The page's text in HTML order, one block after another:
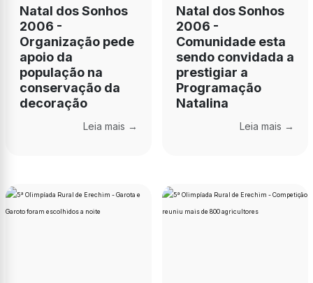
Natal dos Sonhos
2006 -
Organização pede
apoio da
população na
conservação da
decoração
Leia mais →
Natal dos Sonhos
2006 -
Comunidade esta
sendo convidada a
prestigiar a
Programação
Natalina
Leia mais →